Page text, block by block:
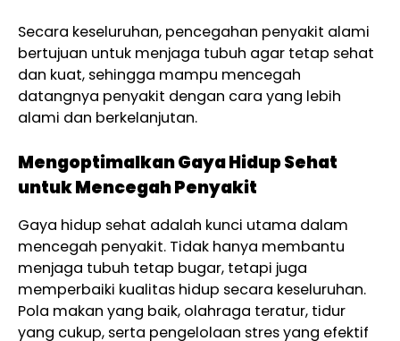
Secara keseluruhan, pencegahan penyakit alami
bertujuan untuk menjaga tubuh agar tetap sehat
dan kuat, sehingga mampu mencegah
datangnya penyakit dengan cara yang lebih
alami dan berkelanjutan.
Mengoptimalkan Gaya Hidup Sehat
untuk Mencegah Penyakit
Gaya hidup sehat adalah kunci utama dalam
mencegah penyakit. Tidak hanya membantu
menjaga tubuh tetap bugar, tetapi juga
memperbaiki kualitas hidup secara keseluruhan.
Pola makan yang baik, olahraga teratur, tidur
yang cukup, serta pengelolaan stres yang efektif